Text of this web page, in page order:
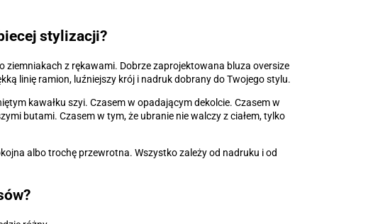
stylizacji?
z rękawami. Dobrze zaprojektowana bluza oversize
linię ramion, luźniejszy krój i nadruk dobrany do Twojego stylu.
kawałku szyi. Czasem w opadającym dekolcie. Czasem w
butami. Czasem w tym, że ubranie nie walczy z ciałem, tylko
albo trochę przewrotna. Wszystko zależy od nadruku i od